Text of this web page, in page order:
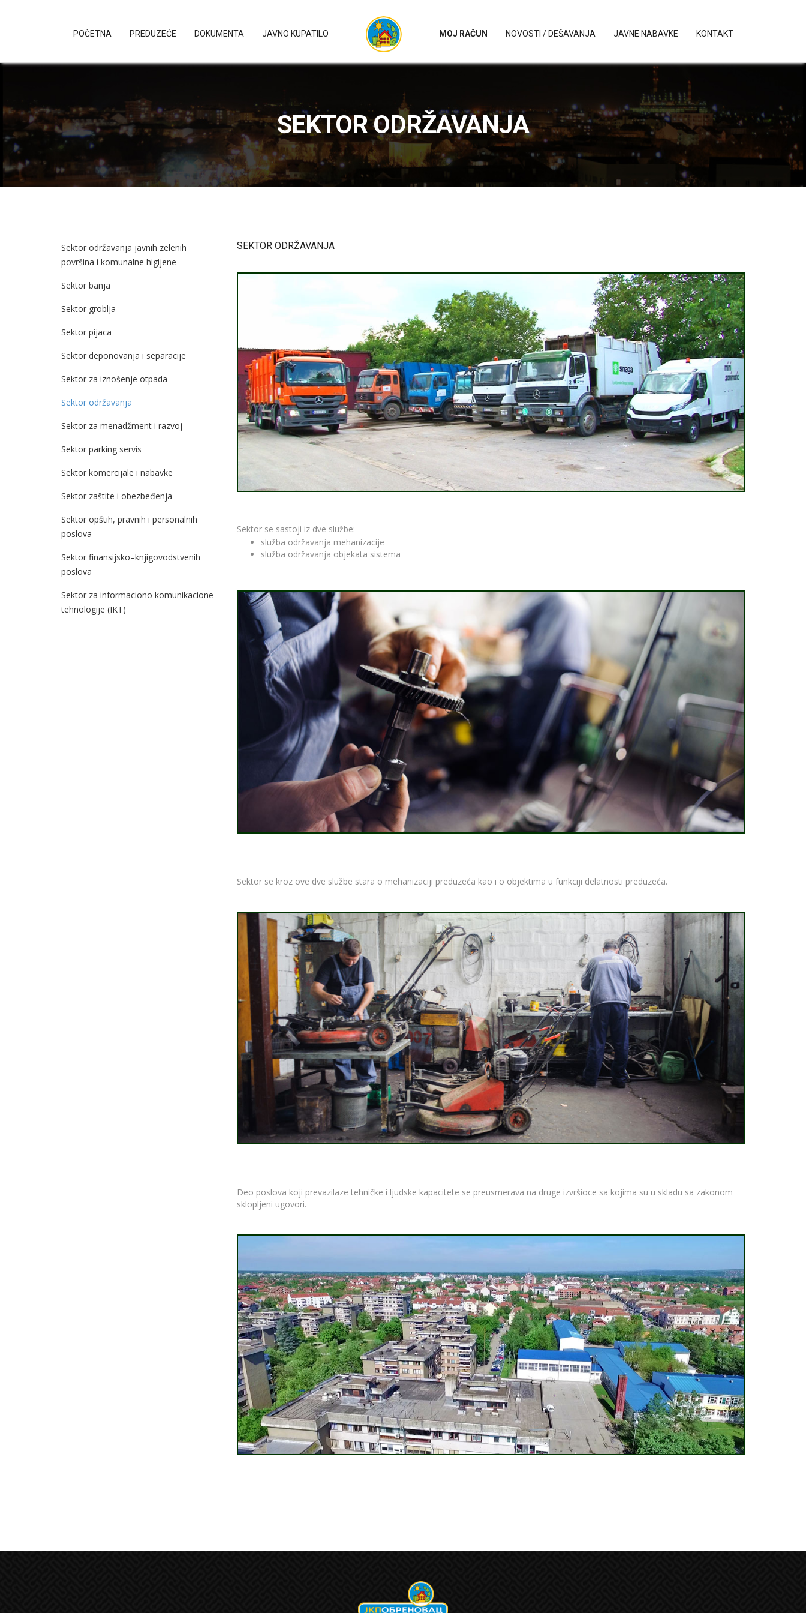
POČETNA PREDUZEĆE DOKUMENTA JAVNO KUPATILO MOJ RAČUN NOVOSTI / DEŠAVANJA JAVNE NABAVKE KONTAKT
SEKTOR ODRŽAVANJA
Sektor održavanja javnih zelenih
površina i komunalne higijene
Sektor banja
Sektor groblja
Sektor pijaca
Sektor deponovanja i separacije
Sektor za iznošenje otpada
Sektor održavanja
Sektor za menadžment i razvoj
Sektor parking servis
Sektor komercijale i nabavke
Sektor zaštite i obezbeđenja
Sektor opštih, pravnih i personalnih
poslova
Sektor finansijsko–knjigovodstvenih
poslova
Sektor za informaciono komunikacione
tehnologije (IKT)
SEKTOR ODRŽAVANJA
Sektor se sastoji iz dve službe:
služba održavanja mehanizacije
služba održavanja objekata sistema
Sektor se kroz ove dve službe stara o mehanizaciji preduzeća kao i o objektima u funkciji delatnosti preduzeća.
Deo poslova koji prevazilaze tehničke i ljudske kapacitete se preusmerava na druge izvršioce sa kojima su u skladu sa zakonom
sklopljeni ugovori.